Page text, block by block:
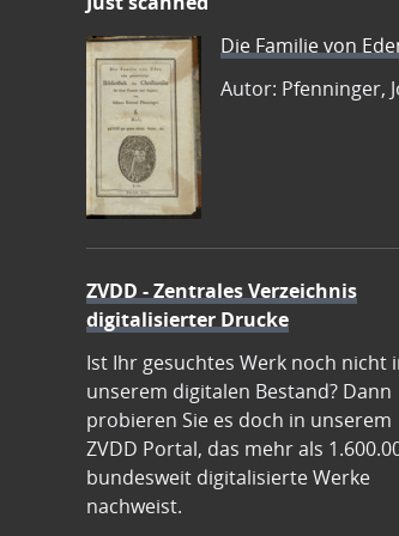
Die Familie von
Autor: Pfenninger,
ZVDD - Zentrales Verzeichnis
digitalisierter Drucke
Ist Ihr gesuchtes Werk noch nicht
unserem digitalen Bestand? Dann
probieren Sie es doch in unserem
ZVDD Portal, das mehr als
bundesweit digitalisierte Werke
nachweist.